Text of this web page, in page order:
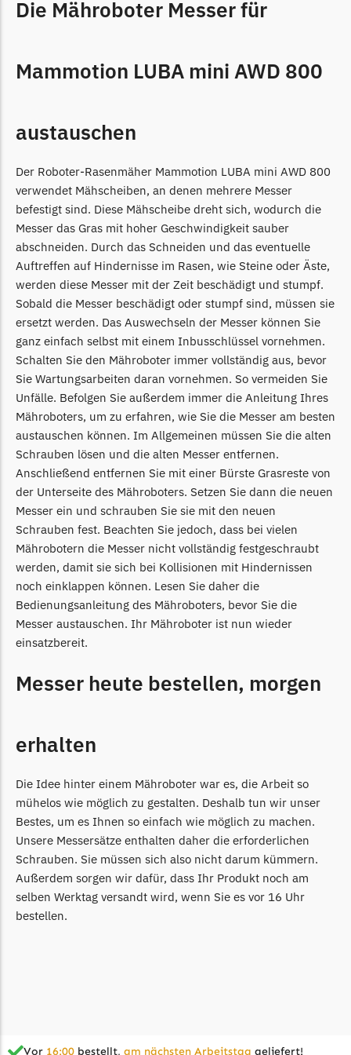
LandXcape Messer
LawnBott
Lizard
Lizard Messer
Begrenzungsdraht
LUX-Tools
LUX-Tools Messer
Begrenzungsdraht
Mammotion
Mammotion Messer
McCulloch
McCulloch Messer
Begrenzungsdraht
Medion
Medion Messer
Begrenzungsdraht
Mountfield
Mountfield Messer
Begrenzungsdraht
Mowox
Mowox Messer
MTD Messer
NAC
Begrenzungsdraht
Orbex
Orbex Messer
Begrenzungsdraht
Philips
Die Mähroboter Messer für
Mammotion LUBA mini AWD 800
austauschen
Der Roboter-Rasenmäher Mammotion LUBA mini AWD 800
verwendet Mähscheiben, an denen mehrere Messer
befestigt sind. Diese Mähscheibe dreht sich, wodurch die
Messer das Gras mit hoher Geschwindigkeit sauber
abschneiden. Durch das Schneiden und das eventuelle
Auftreffen auf Hindernisse im Rasen, wie Steine oder Äste,
werden diese Messer mit der Zeit beschädigt und stumpf.
Sobald die Messer beschädigt oder stumpf sind, müssen sie
ersetzt werden. Das Auswechseln der Messer können Sie
ganz einfach selbst mit einem Inbusschlüssel vornehmen.
Schalten Sie den Mähroboter immer vollständig aus, bevor
Sie Wartungsarbeiten daran vornehmen. So vermeiden Sie
Unfälle. Befolgen Sie außerdem immer die Anleitung Ihres
Mähroboters, um zu erfahren, wie Sie die Messer am besten
austauschen können. Im Allgemeinen müssen Sie die alten
Schrauben lösen und die alten Messer entfernen.
Anschließend entfernen Sie mit einer Bürste Grasreste von
der Unterseite des Mähroboters. Setzen Sie dann die neuen
Messer ein und schrauben Sie sie mit den neuen
Schrauben fest. Beachten Sie jedoch, dass bei vielen
Mährobotern die Messer nicht vollständig festgeschraubt
werden, damit sie sich bei Kollisionen mit Hindernissen
noch einklappen können. Lesen Sie daher die
Bedienungsanleitung des Mähroboters, bevor Sie die
Messer austauschen. Ihr Mähroboter ist nun wieder
einsatzbereit.
Messer heute bestellen, morgen
erhalten
Die Idee hinter einem Mähroboter war es, die Arbeit so
mühelos wie möglich zu gestalten. Deshalb tun wir unser
Bestes, um es Ihnen so einfach wie möglich zu machen.
Unsere Messersätze enthalten daher die erforderlichen
Schrauben. Sie müssen sich also nicht darum kümmern.
Außerdem sorgen wir dafür, dass Ihr Produkt noch am
selben Werktag versandt wird, wenn Sie es vor 16 Uhr
bestellen.
Vor 16:00 bestellt, am nächsten Arbeitstag geliefert!